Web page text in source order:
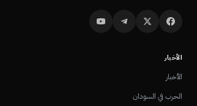
الأخبار
الأخبار
الحرب في السودان